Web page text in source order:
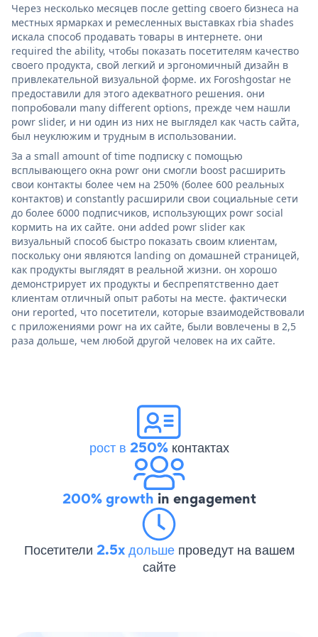
Через несколько месяцев после getting своего бизнеса на
местных ярмарках и ремесленных выставках rbia shades
искала способ продавать товары в интернете. они
required the ability, чтобы показать посетителям качество
своего продукта, свой легкий и эргономичный дизайн в
привлекательной визуальной форме. их Foroshgostar не
предоставили для этого адекватного решения. они
попробовали many different options, прежде чем нашли
powr slider, и ни один из них не выглядел как часть сайта,
был неуклюжим и трудным в использовании.
За a small amount of time подписку с помощью
всплывающего окна powr они смогли boost расширить
свои контакты более чем на 250% (более 600 реальных
контактов) и constantly расширили свои социальные сети
до более 6000 подписчиков, использующих powr social
кормить на их сайте. они added powr slider как
визуальный способ быстро показать своим клиентам,
поскольку они являются landing on домашней страницей,
как продукты выглядят в реальной жизни. он хорошо
демонстрирует их продукты и беспрепятственно дает
клиентам отличный опыт работы на месте. фактически
они reported, что посетители, которые взаимодействовали
с приложениями powr на их сайте, были вовлечены в 2,5
раза дольше, чем любой другой человек на их сайте.
рост в 250%контактах
200% growth in engagement
Посетители 2.5x дольше проведут на вашем
сайте